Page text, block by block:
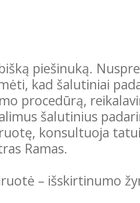
piešinuką.
kad šalutiniai
procedūrą,
šalutinius
konsultuoja
Ramas.
– išskirtinumo